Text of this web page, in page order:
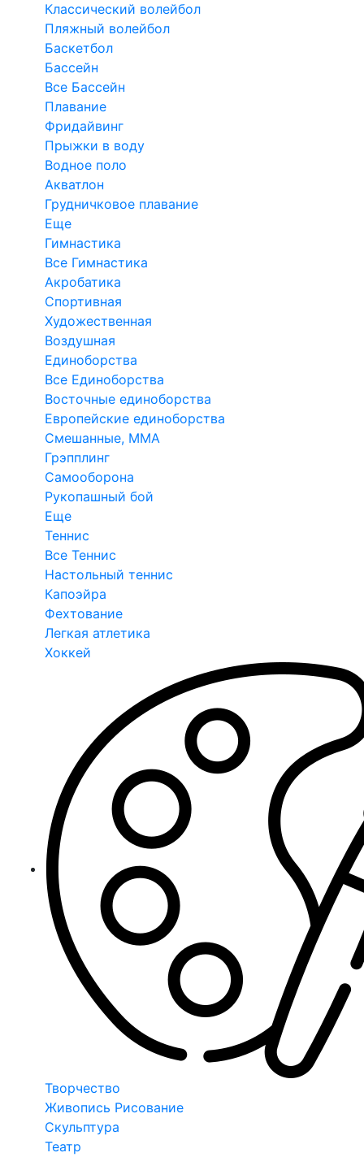
Классический волейбол
Пляжный волейбол
Баскетбол
Бассейн
Все Бассейн
Плавание
Фридайвинг
Прыжки в воду
Водное поло
Акватлон
Грудничковое плавание
Еще
Гимнастика
Все Гимнастика
Акробатика
Спортивная
Художественная
Воздушная
Единоборства
Все Единоборства
Восточные единоборства
Европейские единоборства
Смешанные, ММА
Грэпплинг
Самооборона
Рукопашный бой
Еще
Теннис
Все Теннис
Настольный теннис
Капоэйра
Фехтование
Легкая атлетика
Хоккей
Творчество
Живопись Рисование
Скульптура
Театр